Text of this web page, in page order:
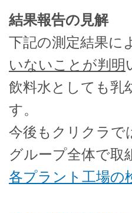
結果報告の見解
下記の測定結果に
いないことが判明
飲料水としても乳
す。
今後もクリクラで
グループ全体で取
各プラント工場の